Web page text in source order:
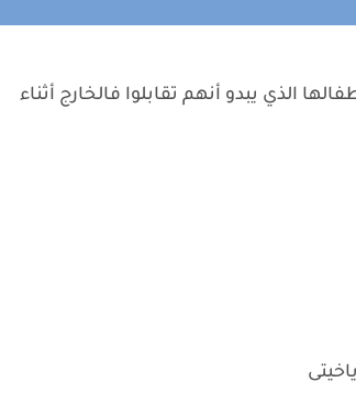
الذي يبدو أنهم تقابلوا فالخارج أثناء